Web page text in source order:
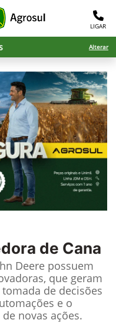
LIGAR
Alterar
de Cana
Deere possuem
que geram
de decisões
e o
novas ações.